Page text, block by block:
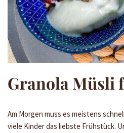
Granola Müsli
Am Morgen muss es meistens
viele Kinder das liebste Frühstück.